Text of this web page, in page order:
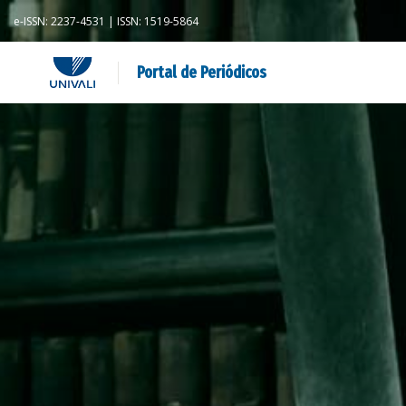
e-ISSN: 2237-4531 | ISSN: 1519-5864
Portal de Periódicos